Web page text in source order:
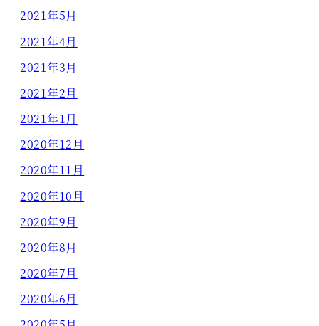
2021年5月
2021年4月
2021年3月
2021年2月
2021年1月
2020年12月
2020年11月
2020年10月
2020年9月
2020年8月
2020年7月
2020年6月